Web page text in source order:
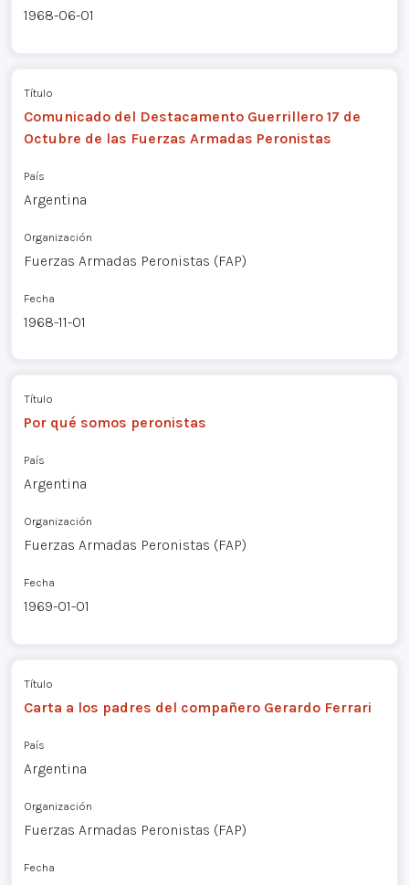
1968-06-01
Título
Comunicado del Destacamento Guerrillero 17 de
Octubre de las Fuerzas Armadas Peronistas
País
Argentina
Organización
Fuerzas Armadas Peronistas (FAP)
Fecha
1968-11-01
Título
Por qué somos peronistas
País
Argentina
Organización
Fuerzas Armadas Peronistas (FAP)
Fecha
1969-01-01
Título
Carta a los padres del compañero Gerardo Ferrari
País
Argentina
Organización
Fuerzas Armadas Peronistas (FAP)
Fecha